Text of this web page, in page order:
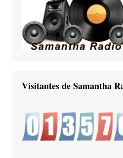
Visitantes de Samantha